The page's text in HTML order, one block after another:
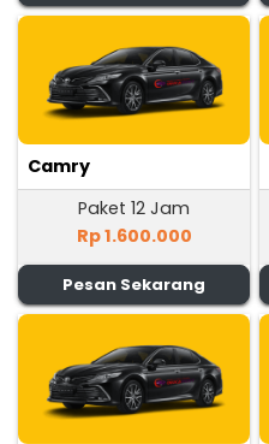
Camry
Paket 12 Jam
Rp 1.600.000
Pesan Sekarang